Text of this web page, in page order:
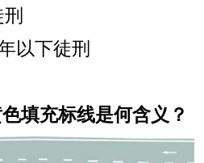
以下徒刑
填充标线是何含义？